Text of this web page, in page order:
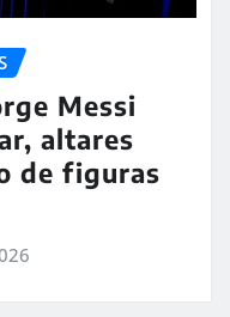
Messi
altares
de figuras